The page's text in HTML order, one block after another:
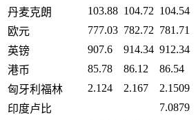
丹麦克朗
103.88 104.72 104.54
欧元
777.03 782.72 781.71
英镑
907.6 914.34 912.34
港币
85.78 86.12
86.54
匈牙利福林
2.124 2.167
2.1509
印度卢比
7.0879